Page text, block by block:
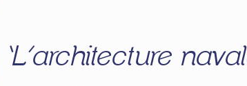
‘L’architecture